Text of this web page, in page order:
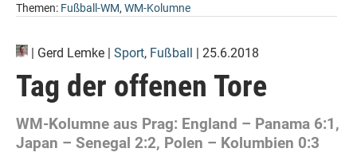
Themen: Fußball-WM, WM-Kolumne
| Gerd Lemke | Sport, Fußball | 25.6.2018
Tag der offenen Tore
WM-Kolumne aus Prag: England – Panama 6:1,
Japan – Senegal 2:2, Polen – Kolumbien 0:3